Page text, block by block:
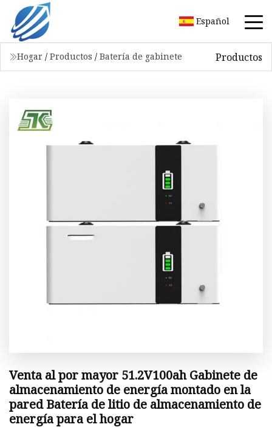
Español
Hogar / Productos / Batería de gabinete Productos
Venta al por mayor 51.2V100ah Gabinete de
almacenamiento de energía montado en la
pared Batería de litio de almacenamiento de
energía para el hogar